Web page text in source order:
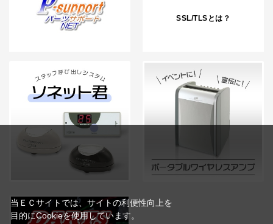
SSL/TLSとは？
当ＥＣサイトでは、サイトの利便性向上を
目的にCookieを使用しています。